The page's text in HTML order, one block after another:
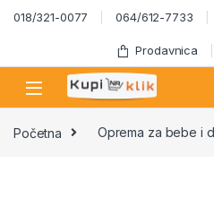
Skip to navigation
Skip to content
018/321-0077 064/612-7733
Prodavnica
Početna Oprema za bebe i